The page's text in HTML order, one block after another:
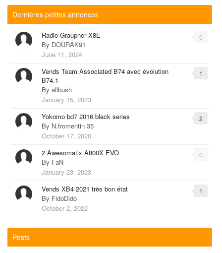
Dernières petites annonces
0
Radio Graupner X8E
By DOURAK91
June 11, 2024
1
Vends Team Associated B74 avec évolution
B74.1
By allbush
January 15, 2023
2
Yokomo bd7 2016 black series
By N.fromentin 35
October 17, 2020
0
2 Awesomatix A800X EVO
By FaN
January 23, 2023
1
Vends XB4 2021 très bon état
By FidoDido
October 2, 2022
Posts